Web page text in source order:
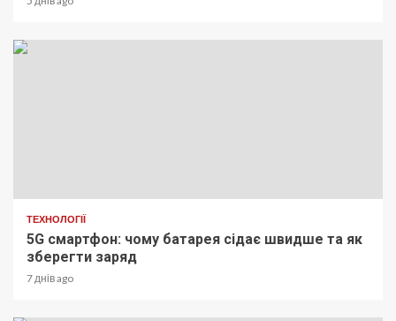
ТЕХНОЛОГІЇ
5G смартфон: чому батарея сідає швидше та як
зберегти заряд
7 днів ago